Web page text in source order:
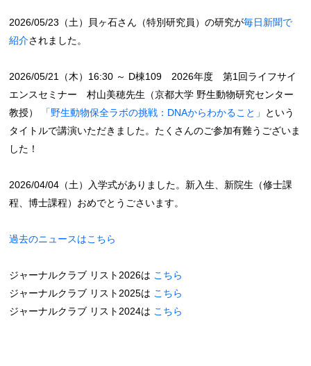
2026/05/23（土）貝ヶ石さん（特別研究員）の研究が毎日新聞で
紹介されました。
2026/05/21（木）16:30 ～ D棟109 2026年度 第1回ライフサイ
エンスセミナー 村山美穂先生（京都大学 野生動物研究センター
教授）
「野生動物保全ラボの挑戦：DNAからわかること」 という
タイトルで講演いただきました。たくさんのご参加有難うございま
した！
2026/04/04（土）入学式がありました。新入生、新院生（修士課
程、博士課程）おめでとうごさいます。
過去のニュースはこちら
ジャーナルクラブ リスト2026は こちら
ジャーナルクラブ リスト2025は こちら
ジャーナルクラブ リスト2024は こちら